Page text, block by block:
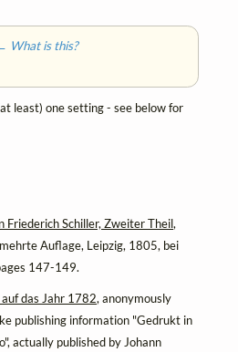
is this?
least) one setting - see below for
Friederich Schiller, Zweiter Theil,
Auflage, Leipzig, 1805, bei
147-149.
das Jahr 1782, anonymously
publishing information "Gedrukt in
actually published by Johann